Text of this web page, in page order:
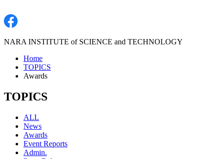
NARA INSTITUTE of SCIENCE and TECHNOLOGY
Home
TOPICS
Awards
TOPICS
ALL
News
Awards
Event Reports
Admin.